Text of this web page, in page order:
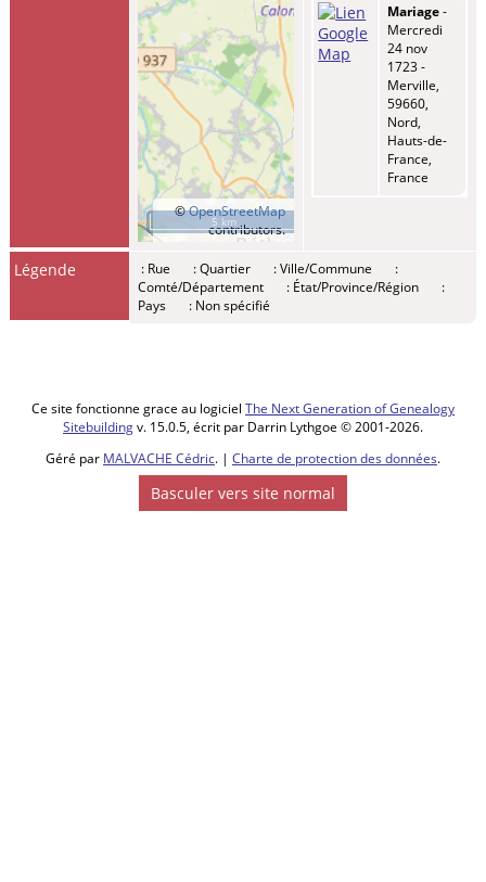
©OpenStreetMap
contributors.
5 km
Mariage-
Mercredi
24 nov
1723 -
Merville,
59660,
Nord,
Hauts-de-
France,
France
Légende : Rue : Quartier : Ville/Commune
:
Comté/Département
: État/Province/Région
:
Pays
: Non spécifié
Ce site fonctionne grace au logiciel The Next Generation of Genealogy
Sitebuildingv. 15.0.5, écrit par Darrin Lythgoe © 2001-2026.
Géré par MALVACHE Cédric. | Charte de protection des données.
Basculer vers site normal